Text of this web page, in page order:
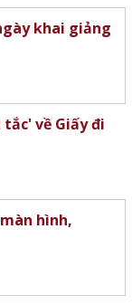
khai giảng
về Giấy đi
hình,